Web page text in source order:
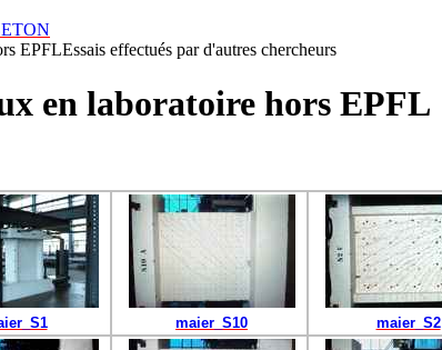
EPFLEssais effectués par d'autres chercheurs
en laboratoire hors EPFL
maier_S10 maier_S2